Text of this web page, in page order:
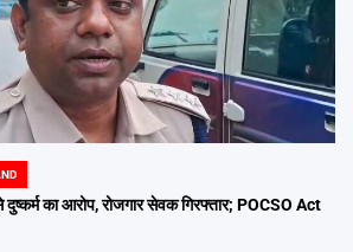
दुष्कर्म का आरोप, रोजगार सेवक गिरफ्तार; POCSO Act